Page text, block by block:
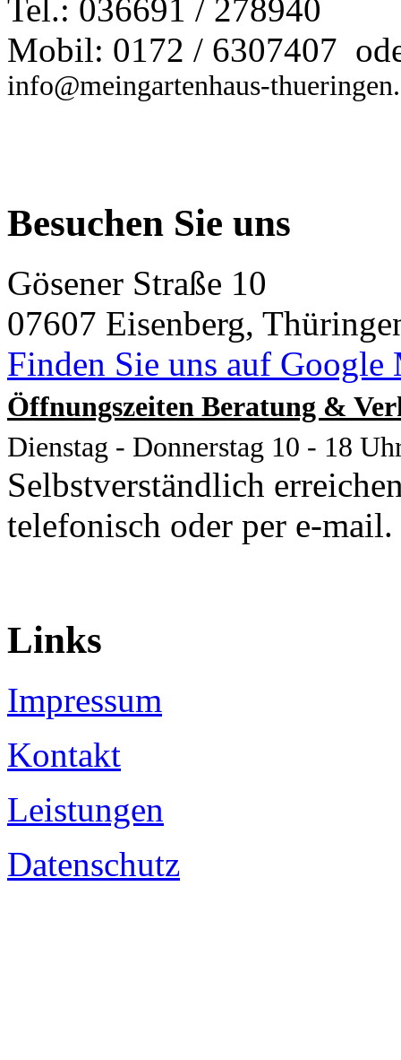
Tel.: 036691 / 278940
Mobil: 0172 / 6307407
info@meingartenhaus-
Besuchen Sie uns
Gösener Straße 10
07607 Eisenberg,
Finden Sie uns auf Google
Öffnungszeiten Beratung &
Dienstag - Donnerstag 10 - 18
Selbstverständlich
telefonisch oder per e-mail.
Links
Impressum
Kontakt
Leistungen
Datenschutz